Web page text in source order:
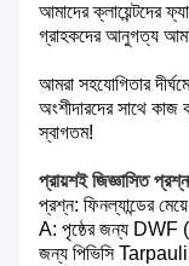
আমাদের ক্লায়েন্টদের
গ্রাহকদের আনুগত্য
আমরা সহযোগিতার
অংশীদারদের সাথে কাজ
স্বাগতম!
প্রায়শই জিজ্ঞাসিত
প্রশ্ন: ফিনল্যান্ডের
A: পৃষ্ঠের জন্য DWF
জন্য পিভিসি